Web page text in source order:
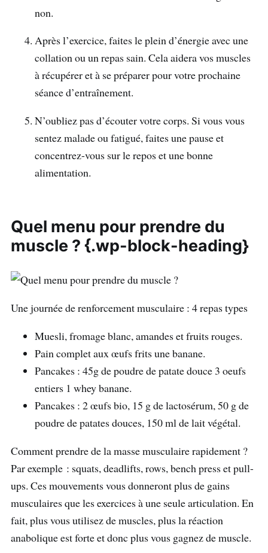
non.
Après l’exercice, faites le plein d’énergie avec une
collation ou un repas sain. Cela aidera vos muscles
à récupérer et à se préparer pour votre prochaine
séance d’entraînement.
N’oubliez pas d’écouter votre corps. Si vous vous
sentez malade ou fatigué, faites une pause et
concentrez-vous sur le repos et une bonne
alimentation.
Quel menu pour prendre du
muscle ? {.wp-block-heading}
Une journée de renforcement musculaire : 4 repas types
Muesli, fromage blanc, amandes et fruits rouges.
Pain complet aux œufs frits une banane.
Pancakes : 45g de poudre de patate douce 3 oeufs
entiers 1 whey banane.
Pancakes : 2 œufs bio, 15 g de lactosérum, 50 g de
poudre de patates douces, 150 ml de lait végétal.
Comment prendre de la masse musculaire rapidement ?
Par exemple : squats, deadlifts, rows, bench press et pull-
ups. Ces mouvements vous donneront plus de gains
musculaires que les exercices à une seule articulation. En
fait, plus vous utilisez de muscles, plus la réaction
anabolique est forte et donc plus vous gagnez de muscle.